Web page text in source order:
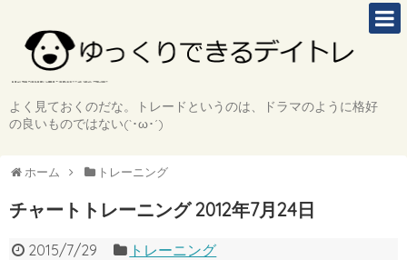
よく見ておくのだな。トレードというのは、ドラマのように格好
の良いものではない(`･ω･´)
ホーム トレーニング
チャートトレーニング 2012年7月24日
2015/7/29 トレーニング